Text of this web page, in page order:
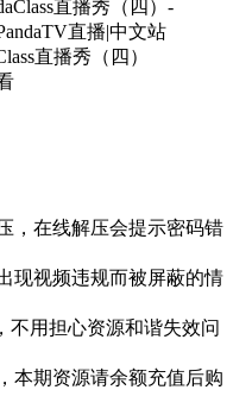
直播秀（四）
，在线解压会提示密码错
现视频违规而被屏蔽的情
不用担心资源和谐失效问
本期资源请余额充值后购